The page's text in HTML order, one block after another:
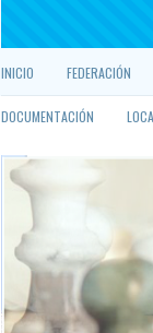
INICIO FEDERACIÓN
DOCUMENTACIÓN